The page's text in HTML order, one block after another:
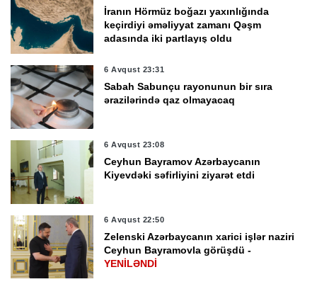
İranın Hörmüz boğazı yaxınlığında
keçirdiyi əməliyyat zamanı Qəşm
adasında iki partlayış oldu
6 Avqust 23:31
Sabah Sabunçu rayonunun bir sıra
ərazilərində qaz olmayacaq
6 Avqust 23:08
Ceyhun Bayramov Azərbaycanın
Kiyevdəki səfirliyini ziyarət etdi
6 Avqust 22:50
Zelenski Azərbaycanın xarici işlər naziri
Ceyhun Bayramovla görüşdü -
YENİLƏNDİ